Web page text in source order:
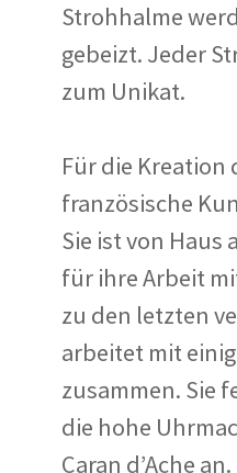
Strohhalme
gebeizt. Jeder
zum Unikat.
Für die Kreation
französische
Sie ist von
für ihre Arbeit
zu den letzten
arbeitet mit
zusammen. Sie
die hohe
Caran d’Ache an.